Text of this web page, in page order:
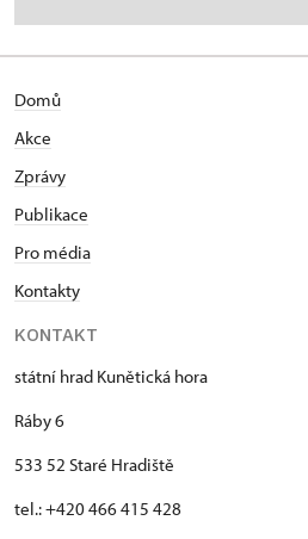
Domů
Akce
Zprávy
Publikace
Pro média
Kontakty
KONTAKT
státní hrad Kunětická hora
Ráby 6
533 52 Staré Hradiště
tel.: +420 466 415 428